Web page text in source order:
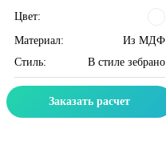
Цвет:
Материал:
Из МДФ
Стиль:
В стиле зебрано
Заказать расчет